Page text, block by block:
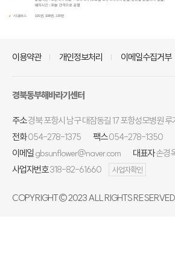
이용약관 개인정보처리 이메일수집거부
경북동부해바라기센터
주소경북 포항시 남구 대잠동길 17 포항성모병원
전화054-278-1375 팩스054-278-1350
이메일gbsunflower@naver.com 대표자손경
사업자번호318-82-61660 사업자확인
COPYRIGHT© 2023 ALL RIGHTS RESERVED